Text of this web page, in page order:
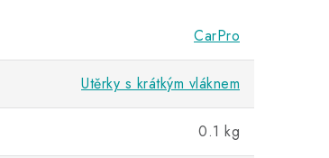
CarPro
Utěrky s krátkým vláknem
0.1 kg